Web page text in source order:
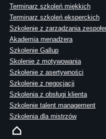
Terminarz szkoleń miękkich
Terminarz szkoleń eksperckich
Szkolenie z zarządzania
Akademia menadżera
Szkolenie Gallup
Skolenie z motywowania
Szkolenie z asertywności
Szkolenie z negocjacji
Szkolenia z obsługi klienta
Szkolenie talent management
Szkolenia dla mistrzów